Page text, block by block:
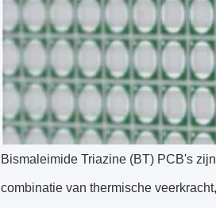
Bismaleimide Triazine (BT) PCB's
combinatie van thermische